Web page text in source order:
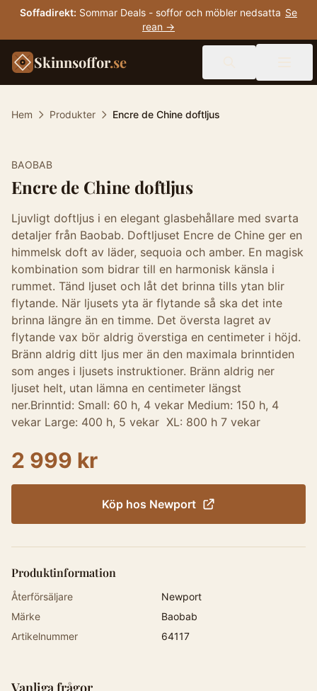
Soffadirekt: Sommar Deals - soffor och möbler nedsatta Se
rean →
Skinnsoffor.se
Hem Produkter Encre de Chine doftljus
BAOBAB
Encre de Chine doftljus
Ljuvligt doftljus i en elegant glasbehållare med svarta
detaljer från Baobab. Doftljuset Encre de Chine ger en
himmelsk doft av läder, sequoia och amber. En magisk
kombination som bidrar till en harmonisk känsla i
rummet. Tänd ljuset och låt det brinna tills ytan blir
flytande. När ljusets yta är flytande så ska det inte
brinna längre än en timme. Det översta lagret av
flytande vax bör aldrig överstiga en centimeter i höjd.
Bränn aldrig ditt ljus mer än den maximala brinntiden
som anges i ljusets instruktioner. Bränn aldrig ner
ljuset helt, utan lämna en centimeter längst
ner.Brinntid: Small: 60 h, 4 vekar Medium: 150 h, 4
vekar Large: 400 h, 5 vekar XL: 800 h 7 vekar
2 999 kr
Köp hos Newport
Produktinformation
Återförsäljare
Newport
Märke
Baobab
Artikelnummer
64117
Vanliga frågor